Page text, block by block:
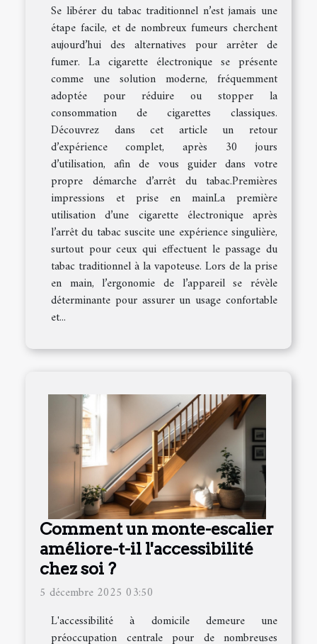
Se libérer du tabac traditionnel n’est jamais une
étape facile, et de nombreux fumeurs cherchent
aujourd’hui des alternatives pour arrêter de
fumer. La cigarette électronique se présente
comme une solution moderne, fréquemment
adoptée pour réduire ou stopper la
consommation de cigarettes classiques.
Découvrez dans cet article un retour
d’expérience complet, après 30 jours
d’utilisation, afin de vous guider dans votre
propre démarche d’arrêt du tabac.Premières
impressions et prise en mainLa première
utilisation d’une cigarette électronique après
l’arrêt du tabac suscite une expérience singulière,
surtout pour ceux qui effectuent le passage du
tabac traditionnel à la vapoteuse. Lors de la prise
en main, l’ergonomie de l’appareil se révèle
déterminante pour assurer un usage confortable
et...
Comment un monte-escalier
améliore-t-il l'accessibilité
chez soi ?
5 décembre 2025 03:50
L'accessibilité à domicile demeure une
préoccupation centrale pour de nombreuses